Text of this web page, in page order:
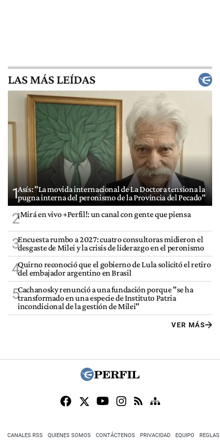
LAS MÁS LEÍDAS
1Asís: "La movida internacional de La Doctora tensiona la
pugna interna del peronismo de la Provincia del Pecado"
2¡Mirá en vivo +Perfil!: un canal con gente que piensa
3Encuesta rumbo a 2027: cuatro consultoras midieron el
desgaste de Milei y la crisis de liderazgo en el peronismo
4Quirno reconoció que el gobierno de Lula solicitó el retiro
del embajador argentino en Brasil
5Cachanosky renunció a una fundación porque "se ha
transformado en una especie de Instituto Patria
incondicional de la gestión de Milei"
VER MÁS
CANALES RSS QUIENES SOMOS CONTÁCTENOS PRIVACIDAD EQUIPO